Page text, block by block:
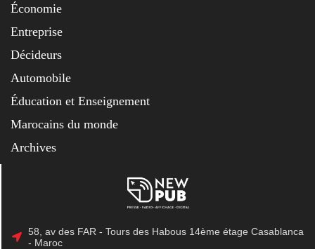
Économie
Entreprise
Décideurs
Automobile
Éducation et Enseignement
Marocains du monde
Archives
58, av des FAR - Tours des Habous 14ème étage Casablanca
- Maroc